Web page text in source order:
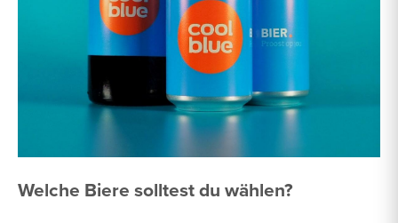
Welche Biere solltest du wählen?